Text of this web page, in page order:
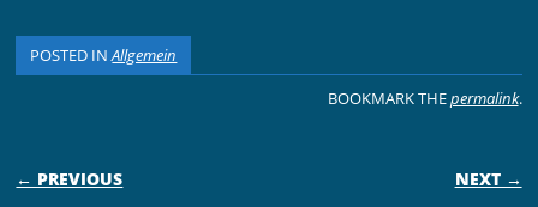
POSTED INAllgemein
BOOKMARK THEpermalink.
POST NAVIGATION
← PREVIOUS NEXT →